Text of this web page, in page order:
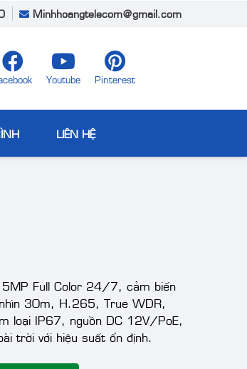
Minhhoangtelecom@gmail.com
Youtube Pinterest
LIÊN HỆ
Full Color 24/7, cảm biến
30m, H.265, True WDR,
loại IP67, nguồn DC 12V/PoE,
trời với hiệu suất ổn định.